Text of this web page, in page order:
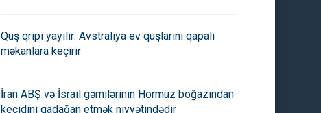
artımı bu il azalacaq"
artacağını gözləyir
Quş qripi yayılır: Avstraliya ev quşlarını qapalı
məkanlara keçirir
İran ABŞ və İsrail gəmilərinin Hörmüz boğazından
keçidini qadağan etmək niyyətindədir